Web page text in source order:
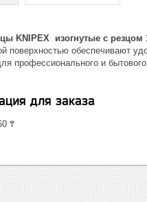
KNIPEX изогнутые с резцом
поверхностью обеспечивают
профессионального и
для заказа
₸